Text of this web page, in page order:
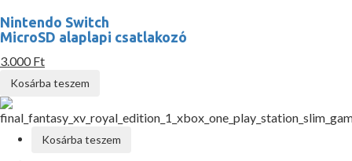
Nintendo Switch
MicroSD alaplapi csatlakozó
3.000 Ft
Kosárba teszem
Kosárba teszem